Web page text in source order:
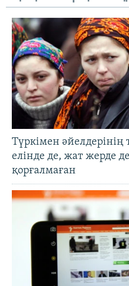
Түркімен әйелдерінің
елінде де, жат жерде
қорғалмаған